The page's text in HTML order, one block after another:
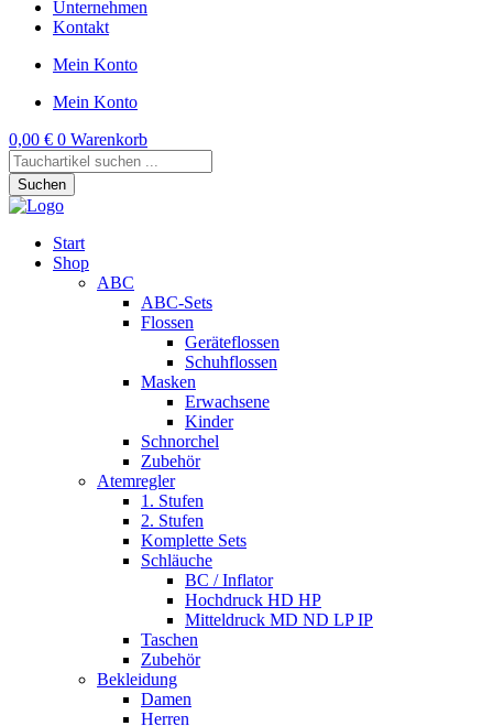
Unternehmen
Kontakt
Mein Konto
Mein Konto
0,00 € 0 Warenkorb
Products
search
Suchen
Start
Shop
ABC
ABC-Sets
Flossen
Geräteflossen
Schuhflossen
Masken
Erwachsene
Kinder
Schnorchel
Zubehör
Atemregler
1. Stufen
2. Stufen
Komplette Sets
Schläuche
BC / Inflator
Hochdruck HD HP
Mitteldruck MD ND LP IP
Taschen
Zubehör
Bekleidung
Damen
Herren